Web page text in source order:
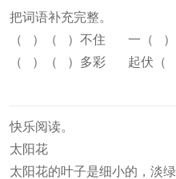
把词语补充完整。
（ ）（ ）不住 一（
（ ）（ ）多彩 起伏（
快乐阅读。
太阳花
太阳花的叶子是细小的，淡